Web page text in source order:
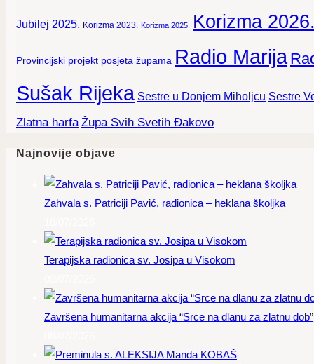
Jubilej 2025. Korizma 2023. Korizma 2025. Korizma
Provincijski projekt posjeta župama Radio Marija
Sušak Rijeka Sestre u Donjem Miholjcu Sestre
Zlatna harfa Župa Svih Svetih Đakovo
Najnovije objave
Zahvala s. Patriciji Pavić, radionica – heklana školjka
Terapijska radionica sv. Josipa u Visokom
Završena humanitarna akcija “Srce na dlanu za zlatnu dob”